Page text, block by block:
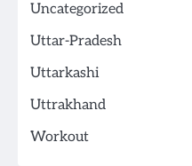
Uncategorized
Uttar-Pradesh
Uttarkashi
Uttrakhand
Workout